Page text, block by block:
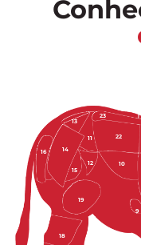
9
10
11
12
13
14
15
16
18
19
22
23